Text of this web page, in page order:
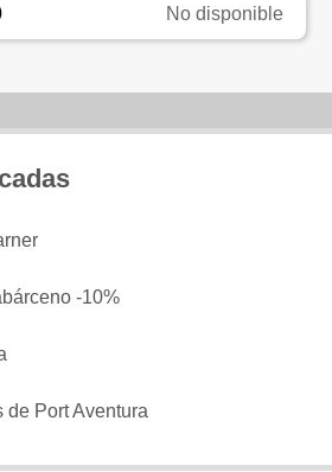
No disponible
-10%
de Port Aventura